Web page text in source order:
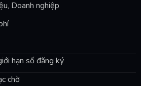
Doanh nghiệp
hạn số đăng ký
chờ